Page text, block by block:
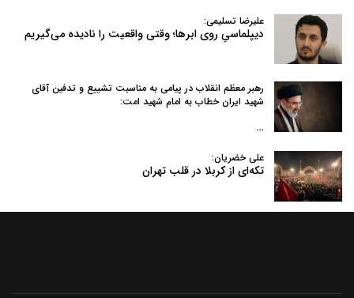
علیرضا تسلیمی:
دیپلماسیِ روی ابرها؛ وقتی واقعیت را نادیده می‌گیریم
رهبر معظم انقلاب در پیامی به‌ مناسبت تشییع و تدفین آقای
شهید ایران خطاب به امام شهید امت:
…
علی خضریان:
تکه‌ای از کربلا در قلب تهران